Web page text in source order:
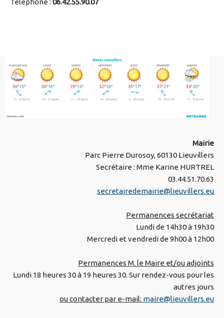
Téléphone : 06.42.55.90.07
Mairie
Parc Pierre Durosoy, 60130 Lieuvillers
Secrétaire : Mme Karine HURTREL
03.44.51.70.63
secretairedemairie@lieuvillers.eu
Permanences secrétariat
Lundi de 14h30 à 19h30
Mercredi et vendredi de 9h00 à 12h00
Permanences M. le Maire et/ou adjoints
Lundi 18 heures 30 à 19 heures 30. Sur rendez-vous pour les
autres jours
ou contacter par e-mail: maire@lieuvillers.eu